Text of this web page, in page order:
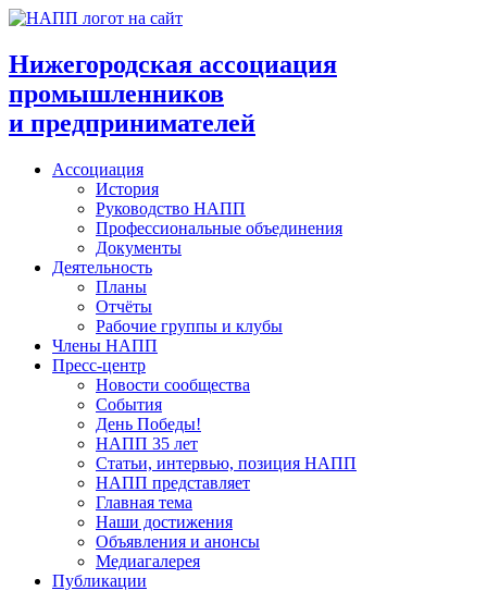
Перейти
содержимому
Нижегородская ассоциация
промышленников
и предпринимателей
Ассоциация
История
Руководство НАПП
Профессиональные объединения
Документы
Деятельность
Планы
Отчёты
Рабочие группы и клубы
Члены НАПП
Пресс-центр
Новости сообщества
События
День Победы!
НАПП 35 лет
Статьи, интервью, позиция НАПП
НАПП представляет
Главная тема
Наши достижения
Объявления и анонсы
Медиагалерея
Публикации